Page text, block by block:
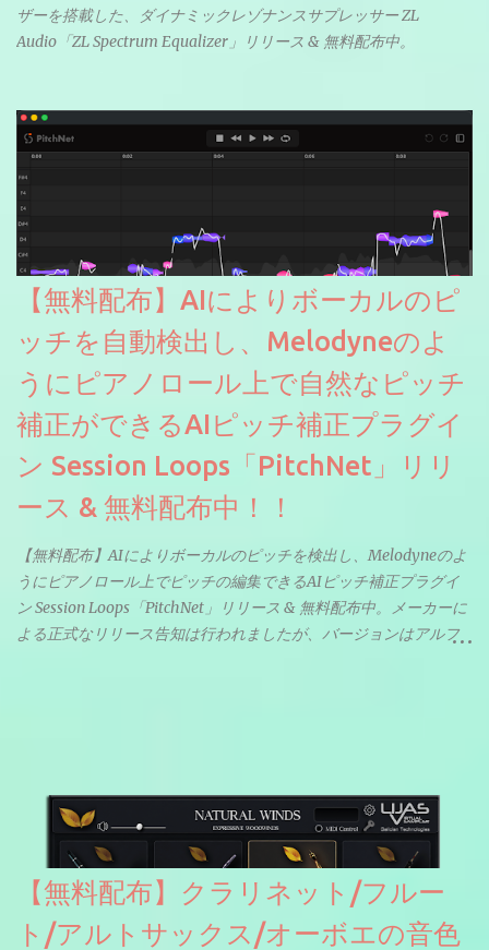
ザーを搭載した、ダイナミックレゾナンスサプレッサー ZL
Audio「ZL Spectrum Equalizer」リリース & 無料配布中。
【無料配布】AIによりボーカルのピ
ッチを自動検出し、Melodyneのよ
うにピアノロール上で自然なピッチ
補正ができるAIピッチ補正プラグイ
ン Session Loops「PitchNet」リリ
ース & 無料配布中！！
【無料配布】AIによりボーカルのピッチを検出し、Melodyneのよ
うにピアノロール上でピッチの編集できるAIピッチ補正プラグイ
ン Session Loops「PitchNet」リリース & 無料配布中。メーカーに
よる正式なリリース告知は行われましたが、バージョンはアルフ
【無料配布】クラリネット/フルー
ト/アルトサックス/オーボエの音色